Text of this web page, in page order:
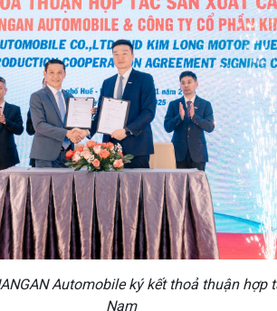
Automobile ký kết thoả thuận
Nam